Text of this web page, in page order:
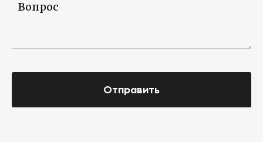
Отправить